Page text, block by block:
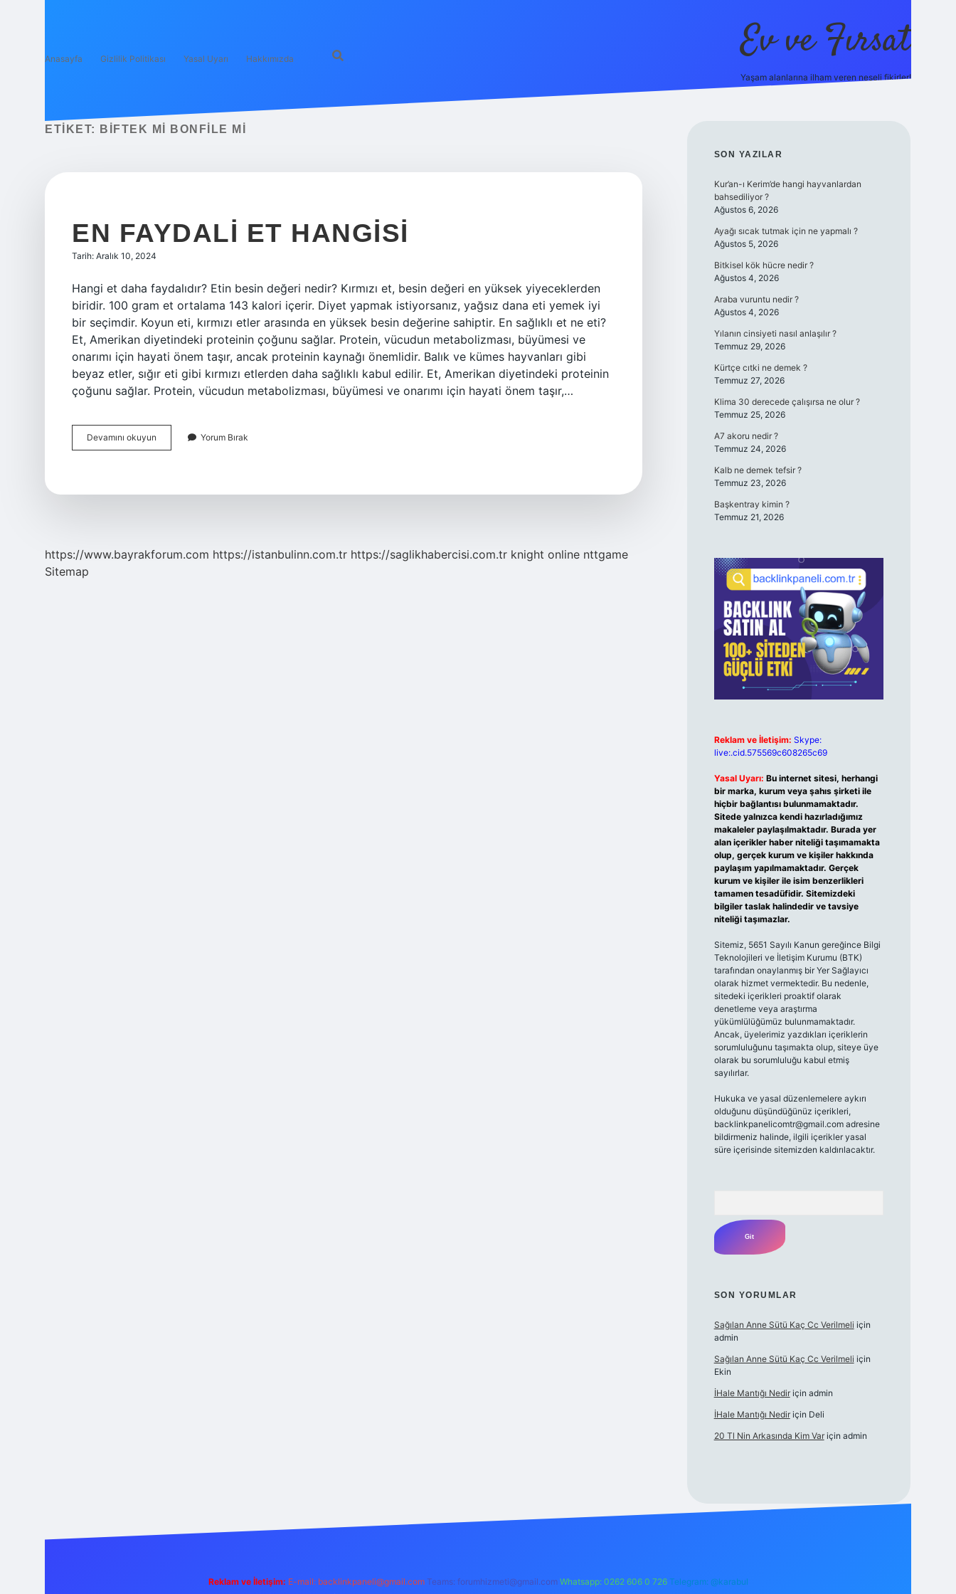
Anasayfa Gizlilik Politikası Yasal Uyarı Hakkımızda Ev ve Fırsat
Yaşam alanlarına ilham veren neşeli fikirler!
ETIKET: BIFTEK MI BONFILE MI
EN FAYDALI ET HANGISI
Tarih: Aralık 10, 2024
Hangi et daha faydalıdır? Etin besin değeri nedir? Kırmızı et, besin değeri en yüksek yiyeceklerden
biridir. 100 gram et ortalama 143 kalori içerir. Diyet yapmak istiyorsanız, yağsız dana eti yemek iyi
bir seçimdir. Koyun eti, kırmızı etler arasında en yüksek besin değerine sahiptir. En sağlıklı et ne eti?
Et, Amerikan diyetindeki proteinin çoğunu sağlar. Protein, vücudun metabolizması, büyümesi ve
onarımı için hayati önem taşır, ancak proteinin kaynağı önemlidir. Balık ve kümes hayvanları gibi
beyaz etler, sığır eti gibi kırmızı etlerden daha sağlıklı kabul edilir. Et, Amerikan diyetindeki proteinin
çoğunu sağlar. Protein, vücudun metabolizması, büyümesi ve onarımı için hayati önem taşır,…
Devamını okuyun
Faydali
Yorum Bırak
https://www.bayrakforum.com https://istanbulinn.com.tr https://saglikhabercisi.com.tr knight online nttgame
Sitemap
SIDEBAR
SON YAZILAR
Kur’an-ı Kerim’de hangi hayvanlardan
bahsediliyor ?
Ağustos 6, 2026
Ayağı sıcak tutmak için ne yapmalı ?
Ağustos 5, 2026
Bitkisel kök hücre nedir ?
Ağustos 4, 2026
Araba vuruntu nedir ?
Ağustos 4, 2026
Yılanın cinsiyeti nasıl anlaşılır ?
Temmuz 29, 2026
Kürtçe cıtki ne demek ?
Temmuz 27, 2026
Klima 30 derecede çalışırsa ne olur ?
Temmuz 25, 2026
A7 akoru nedir ?
Temmuz 24, 2026
Kalb ne demek tefsir ?
Temmuz 23, 2026
Başkentray kimin ?
Temmuz 21, 2026
Reklam ve İletişim: Skype:
live:.cid.575569c608265c69
Yasal Uyarı: Bu internet sitesi, herhangi
bir marka, kurum veya şahıs şirketi ile
hiçbir bağlantısı bulunmamaktadır.
Sitede yalnızca kendi hazırladığımız
makaleler paylaşılmaktadır. Burada yer
alan içerikler haber niteliği taşımamakta
olup, gerçek kurum ve kişiler hakkında
paylaşım yapılmamaktadır. Gerçek
kurum ve kişiler ile isim benzerlikleri
tamamen tesadüfidir. Sitemizdeki
bilgiler taslak halindedir ve tavsiye
niteliği taşımazlar.
Sitemiz, 5651 Sayılı Kanun gereğince Bilgi
Teknolojileri ve İletişim Kurumu (BTK)
tarafından onaylanmış bir Yer Sağlayıcı
olarak hizmet vermektedir. Bu nedenle,
sitedeki içerikleri proaktif olarak
denetleme veya araştırma
yükümlülüğümüz bulunmamaktadır.
Ancak, üyelerimiz yazdıkları içeriklerin
sorumluluğunu taşımakta olup, siteye üye
olarak bu sorumluluğu kabul etmiş
sayılırlar.
Hukuka ve yasal düzenlemelere aykırı
olduğunu düşündüğünüz içerikleri,
backlinkpanelicomtr@gmail.comadresine
bildirmeniz halinde, ilgili içerikler yasal
süre içerisinde sitemizden kaldırılacaktır.
SON YORUMLAR
Sağılan Anne Sütü Kaç Cc Verilmeli için
admin
Sağılan Anne Sütü Kaç Cc Verilmeli için
Ekin
İHale Mantığı Nediriçin admin
İHale Mantığı Nediriçin Deli
20 Tl Nin Arkasında Kim Variçin admin
Reklam ve İletişim: E-mail: backlinkpaneli@gmail.com Teams: forumhizmeti@gmail.com Whatsapp: 0262 606 0 726 Telegram: @karabul